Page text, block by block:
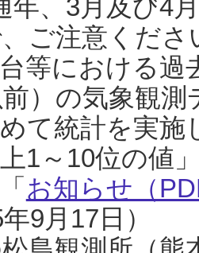
年、3月及び4
ご注意くだ
等における過
前）の気象観
て統計を実
1～10位の値
お知らせ（
9月17日）